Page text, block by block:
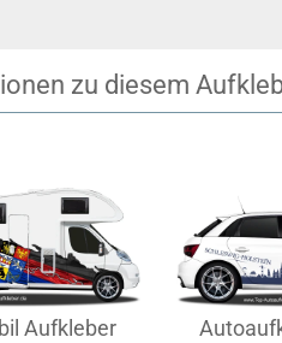
zu diesem
Aufkleber